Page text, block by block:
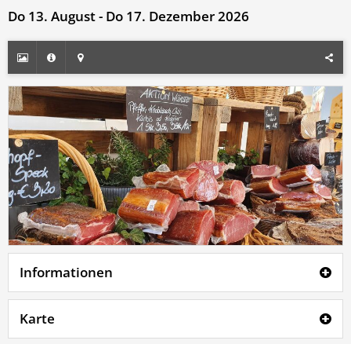
Do 13. August - Do 17. Dezember 2026
Informationen
Karte